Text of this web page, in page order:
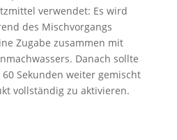
verwendet: Es wird
des Mischvorgangs
Zugabe zusammen mit
Danach sollte
Sekunden weiter gemischt
vollständig zu aktivieren.